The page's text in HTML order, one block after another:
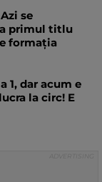
se
primul titlu
formația
1, dar acum e
la circ! E